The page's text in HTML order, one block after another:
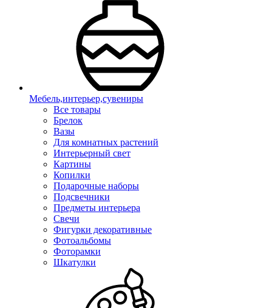
Мебель,интерьер,сувениры
Все товары
Брелок
Вазы
Для комнатных растений
Интерьерный свет
Картины
Копилки
Подарочные наборы
Подсвечники
Предметы интерьера
Свечи
Фигурки декоративные
Фотоальбомы
Фоторамки
Шкатулки